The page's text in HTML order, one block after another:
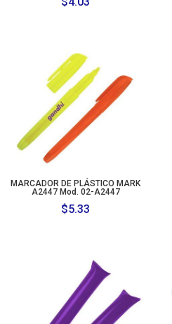
MARCADOR DE PLÁSTICO MARK
A2447 Mod. 02-A2447
$5.33